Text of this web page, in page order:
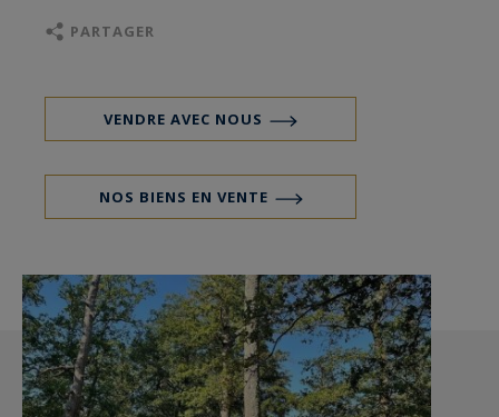
PARTAGER
VENDRE AVEC NOUS
NOS BIENS EN VENTE